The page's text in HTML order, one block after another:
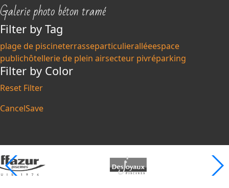
Galerie photo béton tramé
Filter by Tag
plage de piscineterrasseparticulieralléeespace
publichôtellerie de plein airsecteur pivréparking
Filter by Color
Reset Filter
CancelSave